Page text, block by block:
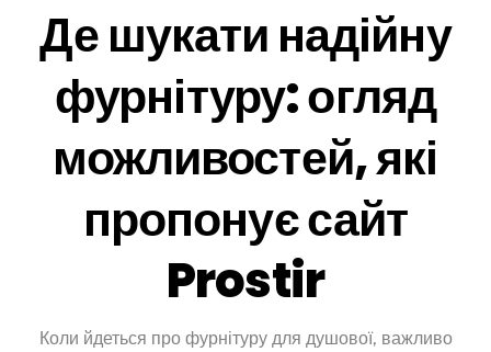
Де шукати надійну
фурнітуру: огляд
можливостей, які
пропонує сайт
Prostir
Коли йдеться про фурнітуру для душової, важливо